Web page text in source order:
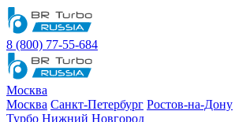
8 (800) 77-55-684
Москва
Москва Санкт-Петербург Ростов-на-Дону
Турбо Нижний Новгород